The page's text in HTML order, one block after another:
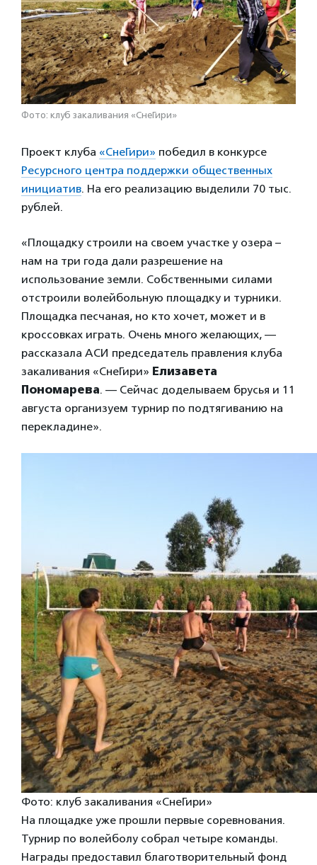
Фото: клуб закаливания «СнеГири»
Проект клуба «СнеГири» победил в конкурсе
Ресурсного центра поддержки общественных
инициатив. На его реализацию выделили 70 тыс.
рублей.
«Площадку строили на своем участке у озера –
нам на три года дали разрешение на
использование земли. Собственными силами
отстроили волейбольную площадку и турники.
Площадка песчаная, но кто хочет, может и в
кроссовках играть. Очень много желающих, —
рассказала АСИ председатель правления клуба
закаливания «СнеГири» Елизавета
Пономарева. — Сейчас доделываем брусья и 11
августа организуем турнир по подтягиванию на
перекладине».
Фото: клуб закаливания «СнеГири»
На площадке уже прошли первые соревнования.
Турнир по волейболу собрал четыре команды.
Награды предоставил благотворительный фонд